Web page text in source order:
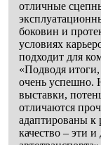
отличные
боковин и
условиях
подходит для
«Подводя
очень успешно.
выставки,
отличаются
адаптированы к
качество – эти